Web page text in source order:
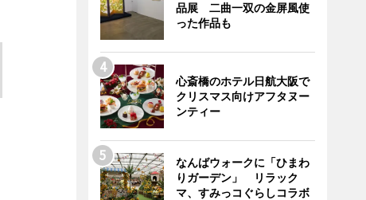
品展 二曲一双の金屏風使
った作品も
心斎橋のホテル日航大阪で
クリスマス向けアフタヌー
ンティー
なんばウォークに「ひまわ
りガーデン」 リラック
マ、すみっコぐらしコラボ